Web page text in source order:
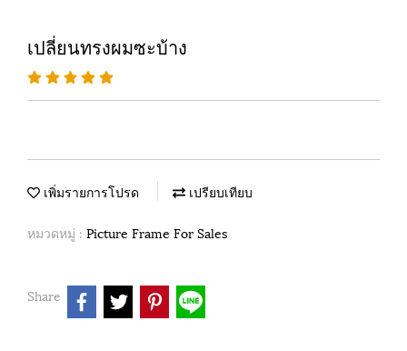
เปลี่ยนทรงผมซะบ้าง
เพิ่มรายการโปรด เปรียบเทียบ
หมวดหมู่ : Picture Frame For Sales
Share